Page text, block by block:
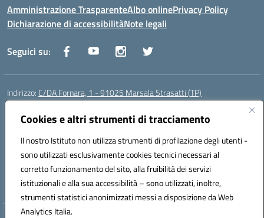
Cookies e altri strumenti di tracciamento
Il nostro Istituto non utilizza strumenti di profilazione degli utenti -
sono utilizzati esclusivamente cookies tecnici necessari al
corretto funzionamento del sito, alla fruibilità dei servizi
istituzionali e alla sua accessibilità – sono utilizzati, inoltre,
strumenti statistici anonimizzati messi a disposizione da Web
Analytics Italia.
Amministrazione TrasparenteAlbo onlinePrivacy Policy
Dichiarazione di accessibilitàNote legali
Seguici su:
Indirizzo: C/DA Fornara, 1 - 91025 Marsala Strasatti (TP)
Centralino:
Posta elettronica certificata (PEC):tpic81600v@pec.istruzione.it
Codice fiscale: 82006360810
Codice meccanografico:TPIC81600V
Codice Indice delle Pubbliche Amministrazioni (IPA): istsc_tpic81600v
Codice unico di fatturazione (CUF): UFODYY